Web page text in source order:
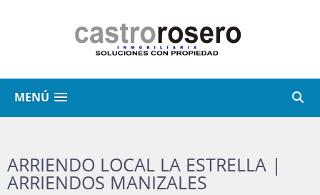
MENÚ
ARRIENDO LOCAL LA ESTRELLA |
ARRIENDOS MANIZALES